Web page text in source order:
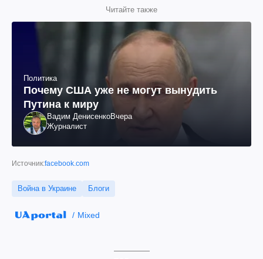
Читайте также
Политика
Почему США уже не могут вынудить
Путина к миру
Вадим ДенисенкоВчера
Журналист
Источник:facebook.com
Война в Украине Блоги
Mixed